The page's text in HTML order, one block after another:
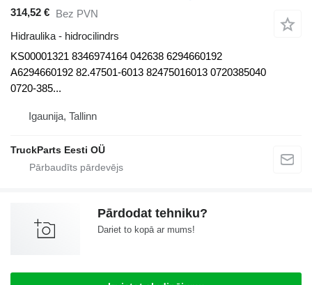
314,52 € Bez PVN
Hidraulika - hidrocilindrs
KS00001321 8346974164 042638 6294660192
A6294660192 82.47501-6013 82475016013 0720385040
0720-385...
Igaunija, Tallinn
TruckParts Eesti OÜ
Pārdodat tehniku?
Dariet to kopā ar mums!